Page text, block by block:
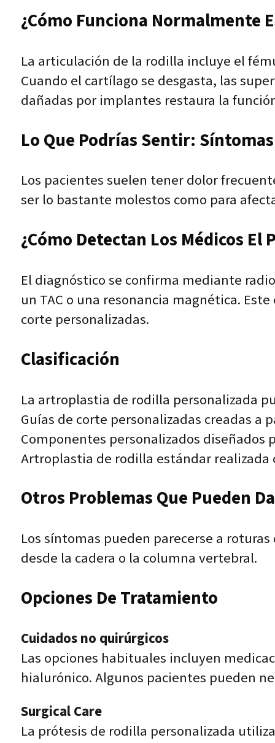
¿Cómo Funciona Normalmente
La articulación de la rodilla incluye el
Cuando el cartílago se desgasta, las
dañadas por implantes restaura la
Lo Que Podrías Sentir:
Los pacientes suelen tener dolor
ser lo bastante molestos como para
¿Cómo Detectan Los Médicos
El diagnóstico se confirma mediante
un TAC o una resonancia magnética.
corte personalizadas.
Clasificación
La artroplastia de rodilla personalizada
Guías de corte personalizadas creadas a
Componentes personalizados diseñados
Artroplastia de rodilla estándar realizada
Otros Problemas Que Pueden
Los síntomas pueden parecerse a
desde la cadera o la columna vertebral.
Opciones De Tratamiento
Cuidados no quirúrgicos
Las opciones habituales incluyen
hialurónico. Algunos pacientes pueden
Surgical Care
La prótesis de rodilla personalizada